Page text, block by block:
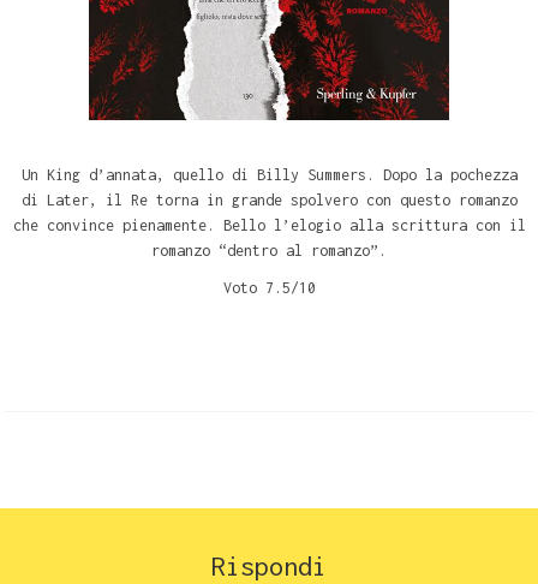
Un King d’annata, quello di Billy Summers. Dopo la pochezza
di Later, il Re torna in grande spolvero con questo romanzo
che convince pienamente. Bello l’elogio alla scrittura con il
romanzo “dentro al romanzo”.
Voto 7.5/10
Rispondi